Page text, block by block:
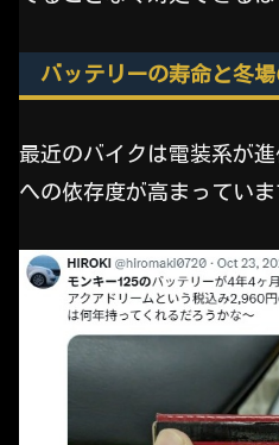
バッテリーの寿命と冬
最近のバイクは電装系が
への依存度が高まっていま